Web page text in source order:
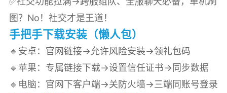
图？No！社交才是王道！
手把手下载安装（懒人包）
🔹安卓：官网链接→允许风险安装→领礼包码
🔹苹果：专属链接下载→设置信任证书→同步数据
🔹电脑：官网下客户端→关防火墙→三端同账号登录